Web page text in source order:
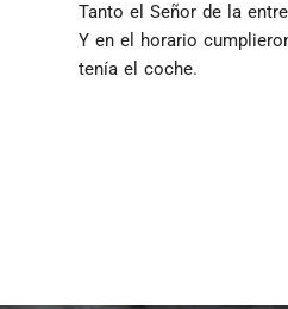
Tanto el Señor de la
Y en el horario
tenía el coche.